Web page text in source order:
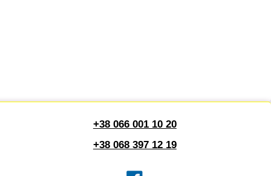
+38 066 001 10 20
+38 068 397 12 19